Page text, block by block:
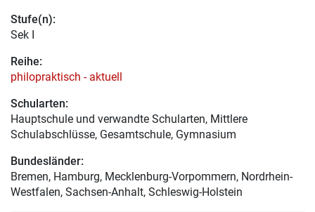
Stufe(n):
Sek I
Reihe:
philopraktisch - aktuell
Schularten:
Hauptschule und verwandte Schularten, Mittlere
Schulabschlüsse, Gesamtschule, Gymnasium
Bundesländer:
Bremen, Hamburg, Mecklenburg-Vorpommern, Nordrhein-
Westfalen, Sachsen-Anhalt, Schleswig-Holstein